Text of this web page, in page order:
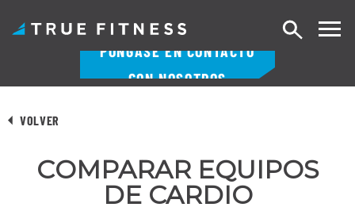
al
PÓNGASE EN CONTACTO
CON NOSOTROS
Buscar
VOLVER
COMPARAR EQUIPOS
DE CARDIO